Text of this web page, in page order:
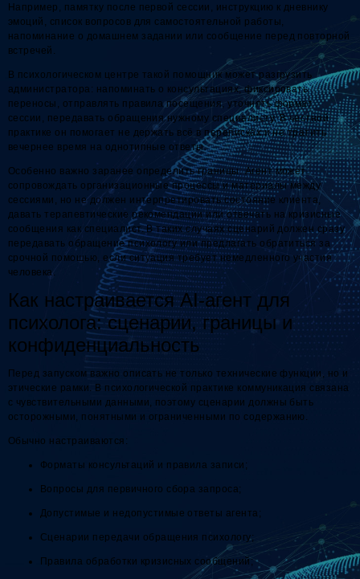
Например, памятку после первой сессии, инструкцию к дневнику
эмоций, список вопросов для самостоятельной работы,
напоминание о домашнем задании или сообщение перед повторной
встречей.
В психологическом центре такой помощник может разгрузить
администратора: напоминать о консультациях, фиксировать
переносы, отправлять правила посещения, уточнять формат
сессии, передавать обращения нужному специалисту. В частной
практике он помогает не держать всё в переписках и не тратить
вечернее время на однотипные ответы.
Особенно важно заранее определить границы. Агент может
сопровождать организационные процессы и материалы между
сессиями, но не должен интерпретировать состояние клиента,
давать терапевтические рекомендации или отвечать на кризисные
сообщения как специалист. В таких случаях сценарий должен сразу
передавать обращение психологу или предлагать обратиться за
срочной помощью, если ситуация требует немедленного участия
человека.
Как настраивается AI-агент для
психолога: сценарии, границы и
конфиденциальность
Перед запуском важно описать не только технические функции, но и
этические рамки. В психологической практике коммуникация связана
с чувствительными данными, поэтому сценарии должны быть
осторожными, понятными и ограниченными по содержанию.
Обычно настраиваются:
Форматы консультаций и правила записи;
Вопросы для первичного сбора запроса;
Допустимые и недопустимые ответы агента;
Сценарии передачи обращения психологу;
Правила обработки кризисных сообщений;